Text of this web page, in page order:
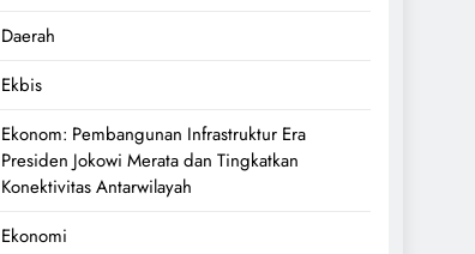
Daerah
Ekbis
Ekonom: Pembangunan Infrastruktur Era
Presiden Jokowi Merata dan Tingkatkan
Konektivitas Antarwilayah
Ekonomi